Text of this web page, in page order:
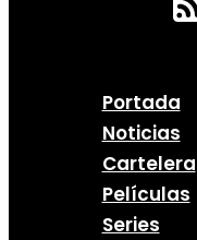
Portada
Noticias
Cartelera
Películas
Series